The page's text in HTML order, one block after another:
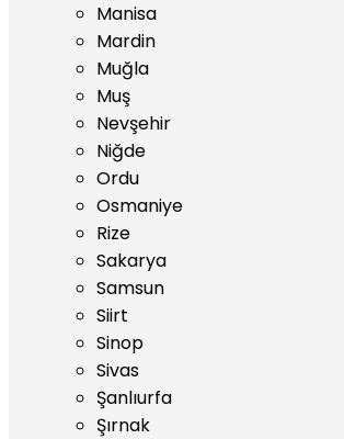
Manisa
Mardin
Muğla
Muş
Nevşehir
Niğde
Ordu
Osmaniye
Rize
Sakarya
Samsun
Siirt
Sinop
Sivas
Şanlıurfa
Şırnak